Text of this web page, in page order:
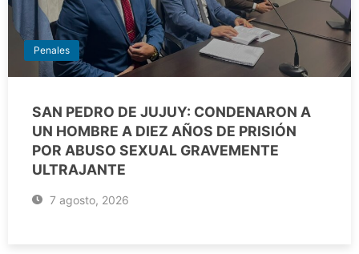
Penales
SAN PEDRO DE JUJUY: CONDENARON A
UN HOMBRE A DIEZ AÑOS DE PRISIÓN
POR ABUSO SEXUAL GRAVEMENTE
ULTRAJANTE
7 agosto, 2026